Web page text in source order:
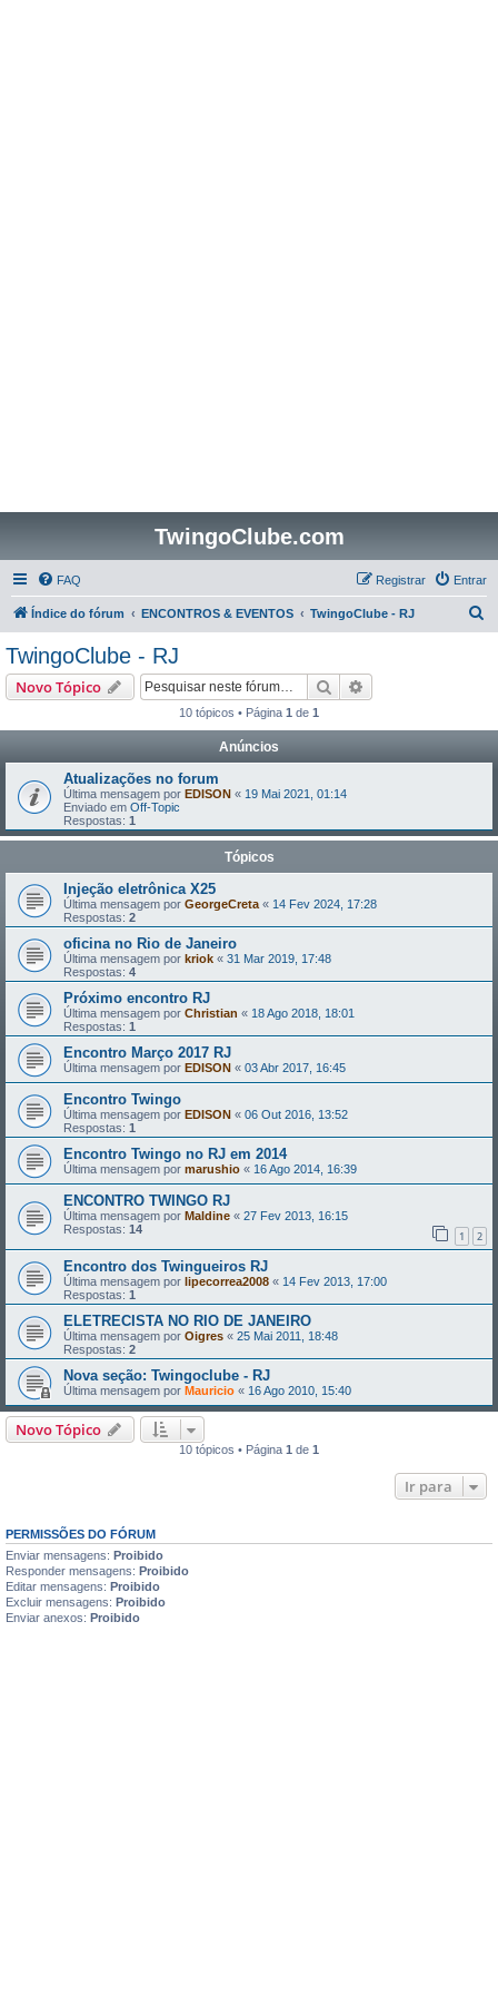
TwingoClube.com
FAQ Entrar
Registrar
Índice do fórum ENCONTROS & EVENTOS TwingoClube - RJ
TwingoClube - RJ
Novo Tópico Pesquisar
10 tópicos • Página 1 de 1
Anúncios
Atualizações no forum
Última mensagem por EDISON « 19 Mai 2021, 01:14
Enviado em Off-Topic
Respostas: 1
Tópicos
Injeção eletrônica X25
Última mensagem por GeorgeCreta « 14 Fev 2024, 17:28
Respostas: 2
oficina no Rio de Janeiro
Última mensagem por kriok « 31 Mar 2019, 17:48
Respostas: 4
Próximo encontro RJ
Última mensagem por Christian « 18 Ago 2018, 18:01
Respostas: 1
Encontro Março 2017 RJ
Última mensagem por EDISON « 03 Abr 2017, 16:45
Encontro Twingo
Última mensagem por EDISON « 06 Out 2016, 13:52
Respostas: 1
Encontro Twingo no RJ em 2014
Última mensagem por marushio « 16 Ago 2014, 16:39
ENCONTRO TWINGO RJ
Última mensagem por Maldine « 27 Fev 2013, 16:15
Respostas: 14 1 2
Encontro dos Twingueiros RJ
Última mensagem por lipecorrea2008 « 14 Fev 2013, 17:00
Respostas: 1
ELETRECISTA NO RIO DE JANEIRO
Última mensagem por Oigres « 25 Mai 2011, 18:48
Respostas: 2
Nova seção: Twingoclube - RJ
Última mensagem por Mauricio « 16 Ago 2010, 15:40
Novo Tópico
10 tópicos • Página 1 de 1
Ir para
PERMISSÕES DO FÓRUM
Enviar mensagens: Proibido
Responder mensagens: Proibido
Editar mensagens: Proibido
Excluir mensagens: Proibido
Enviar anexos: Proibido